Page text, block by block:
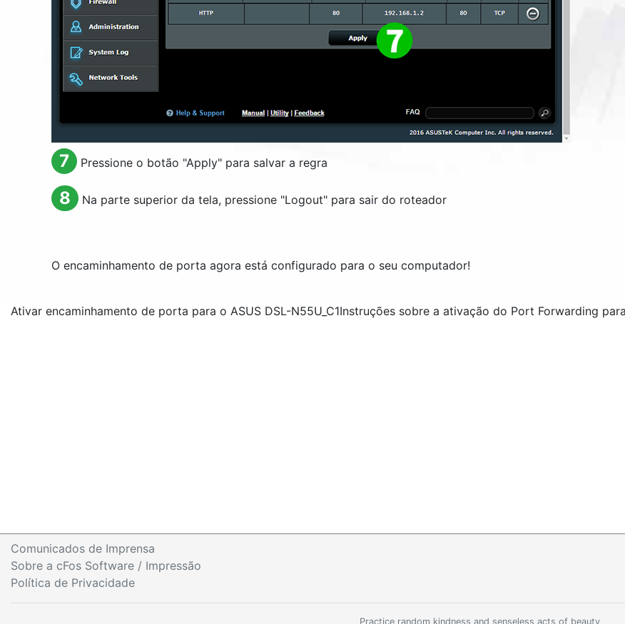
7 Pressione o botão "Apply" para salvar a regra
8 Na parte superior da tela, pressione "Logout" para sair do roteador
O encaminhamento de porta agora está configurado para o seu computador!
Ativar encaminhamento de porta para o ASUS DSL-N55U_C1Instruções sobre a ativação do Port Forwarding
Comunicados de Imprensa
Sobre a cFos Software / Impressão
Política de Privacidade
Practice random kindness and senseless acts of beauty